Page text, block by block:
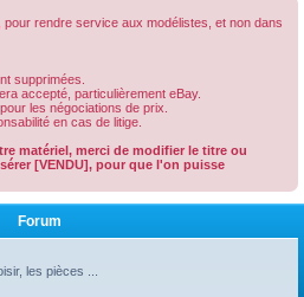
rendre service aux modélistes, et non dans
supprimées.
accepté, particulièrement eBay.
les négociations de prix.
en cas de litige.
matériel, merci de modifier le titre ou
[VENDU], pour que l'on puisse
Forum
les pièces ...